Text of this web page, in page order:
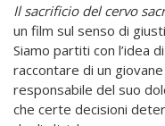
Il sacrificio del cervo
un film sul senso di
Siamo partiti con l’idea di
raccontare di un
responsabile del suo
che certe decisioni